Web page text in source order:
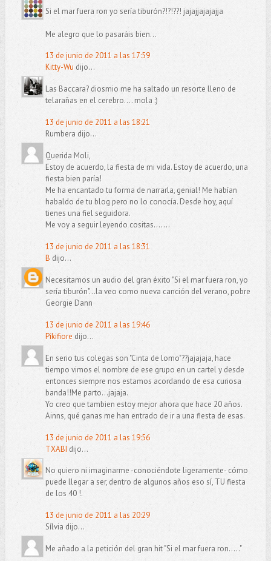
Si el mar fuera ron yo sería tiburón?!?!??! jajajjajajajja
Me alegro que lo pasaráis bien...
13 de junio de 2011 a las 17:59
Kitty-Wu dijo...
Las Baccara? diosmio me ha saltado un resorte lleno de
telarañas en el cerebro.... mola :)
13 de junio de 2011 a las 18:21
Rumbera dijo...
Querida Moli,
Estoy de acuerdo, la fiesta de mi vida. Estoy de acuerdo, una
fiesta bien paría!
Me ha encantado tu forma de narrarla, genial! Me habían
habaldo de tu blog pero no lo conocía. Desde hoy, aquí
tienes una fiel seguidora.
Me voy a seguir leyendo cositas.......
13 de junio de 2011 a las 18:31
B dijo...
Necesitamos un audio del gran éxito "Si el mar fuera ron, yo
sería tiburón"...la veo como nueva canción del verano, pobre
Georgie Dann
13 de junio de 2011 a las 19:46
Pikifiore dijo...
En serio tus colegas son "Cinta de lomo"??jajajaja, hace
tiempo vimos el nombre de ese grupo en un cartel y desde
entonces siempre nos estamos acordando de esa curiosa
banda!!Me parto...jajaja.
Yo creo que tambien estoy mejor ahora que hace 20 años.
Ainns, qué ganas me han entrado de ir a una fiesta de esas.
13 de junio de 2011 a las 19:56
TXABI dijo...
No quiero ni imaginarme -conociéndote ligeramente- cómo
puede llegar a ser, dentro de algunos años eso sí, TU fiesta
de los 40 !.
13 de junio de 2011 a las 20:29
Sílvia dijo...
Me añado a la petición del gran hit "Si el mar fuera ron....."